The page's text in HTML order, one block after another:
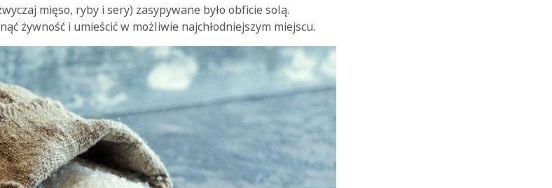
mięso, ryby i sery) zasypywane było obficie solą.
żywność i umieścić w możliwie najchłodniejszym miejscu.